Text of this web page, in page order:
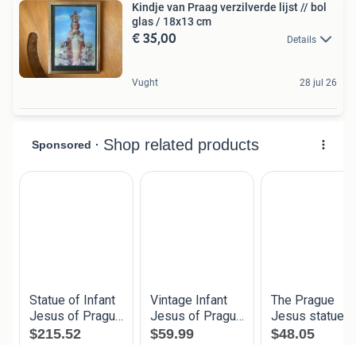
Kindje van Praag verzilverde lijst // bol
glas / 18x13 cm
€ 35,00 Details
Vught 28 jul 26